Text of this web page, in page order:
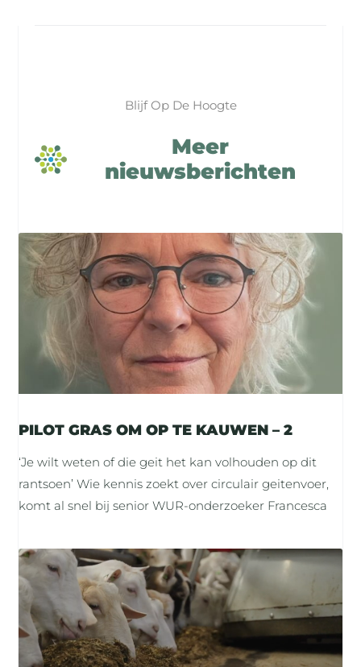
Blijf Op De Hoogte
Meer
nieuwsberichten
PILOT GRAS OM OP TE KAUWEN – 2
‘Je wilt weten of die geit het kan volhouden op dit
rantsoen’ Wie kennis zoekt over circulair geitenvoer,
komt al snel bij senior WUR-onderzoeker Francesca